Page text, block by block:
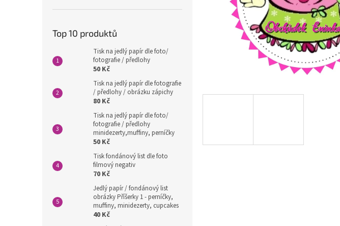
Top 10 produktů
Tisk na jedlý papír dle foto/
fotografie / předlohy
50 Kč
Tisk na jedlý papír dle fotografie
/ předlohy / obrázku zápichy
80 Kč
Tisk na jedlý papír dle foto/
fotografie / předlohy
minidezerty,muffiny, perníčky
50 Kč
Tisk fondánový list dle foto
filmový negativ
70 Kč
Jedlý papír / fondánový list
obrázky Příšerky 1 - perníčky,
muffiny, minidezerty, cupcakes
40 Kč